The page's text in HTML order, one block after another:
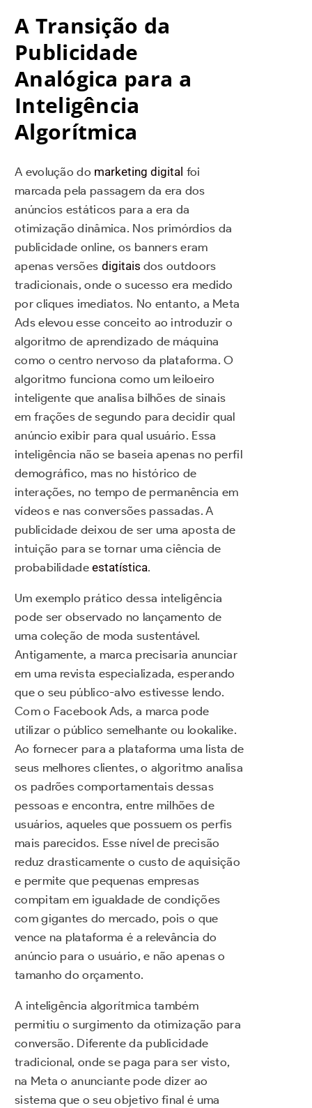
A Transição da
Publicidade
Analógica para a
Inteligência
Algorítmica
A evolução do marketing digital foi
marcada pela passagem da era dos
anúncios estáticos para a era da
otimização dinâmica. Nos primórdios da
publicidade online, os banners eram
apenas versões digitais dos outdoors
tradicionais, onde o sucesso era medido
por cliques imediatos. No entanto, a Meta
Ads elevou esse conceito ao introduzir o
algoritmo de aprendizado de máquina
como o centro nervoso da plataforma. O
algoritmo funciona como um leiloeiro
inteligente que analisa bilhões de sinais
em frações de segundo para decidir qual
anúncio exibir para qual usuário. Essa
inteligência não se baseia apenas no perfil
demográfico, mas no histórico de
interações, no tempo de permanência em
vídeos e nas conversões passadas. A
publicidade deixou de ser uma aposta de
intuição para se tornar uma ciência de
probabilidadeestatística.
Um exemplo prático dessa inteligência
pode ser observado no lançamento de
uma coleção de moda sustentável.
Antigamente, a marca precisaria anunciar
em uma revista especializada, esperando
que o seu público-alvo estivesse lendo.
Com o Facebook Ads, a marca pode
utilizar o público semelhante ou lookalike.
Ao fornecer para a plataforma uma lista de
seus melhores clientes, o algoritmo analisa
os padrões comportamentais dessas
pessoas e encontra, entre milhões de
usuários, aqueles que possuem os perfis
mais parecidos. Esse nível de precisão
reduz drasticamente o custo de aquisição
e permite que pequenas empresas
compitam em igualdade de condições
com gigantes do mercado, pois o que
vence na plataforma é a relevância do
anúncio para o usuário, e não apenas o
tamanho do orçamento.
A inteligência algorítmica também
permitiu o surgimento da otimização para
conversão. Diferente da publicidade
tradicional, onde se paga para ser visto,
na Meta o anunciante pode dizer ao
sistema que o seu objetivo final é uma